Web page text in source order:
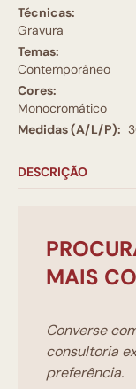
Técnicas:
Gravura
Temas:
Contemporâneo
Cores:
Monocromático
Medidas (A/L/P):
DESCRIÇÃO
MAIS
Converse
consultoria
preferência.